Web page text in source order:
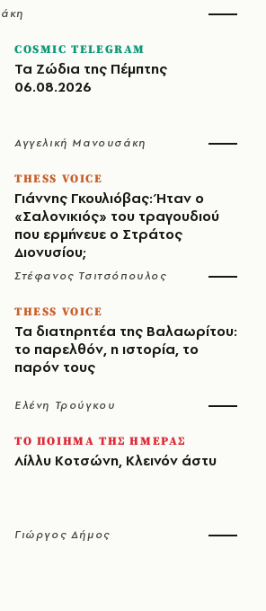
COSMIC TELEGRAM
Τα Ζώδια της Πέμπτης
06.08.2026
Αγγελική Μανουσάκη
THESS VOICE
Γιάννης Γκουλιόβας: Ήταν ο
«Σαλονικιός» του τραγουδιού
που ερμήνευε ο Στράτος
Διονυσίου;
Στέφανος Τσιτσόπουλος
THESS VOICE
Τα διατηρητέα της Βαλαωρίτου:
το παρελθόν, η ιστορία, το
παρόν τους
Ελένη Τρούγκου
ΤΟ ΠΟΙΗΜΑ ΤΗΣ ΗΜΕΡΑΣ
Λίλλυ Κοτσώνη, Κλεινόν άστυ
Γιώργος Δήμος